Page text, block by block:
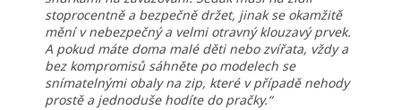
stoprocentně a bezpečně držet, jinak se okamžitě
mění v nebezpečný a velmi otravný klouzavý prvek.
A pokud máte doma malé děti nebo zvířata, vždy a
bez kompromisů sáhněte po modelech se
snímatelnými obaly na zip, které v případě nehody
prostě a jednoduše hodíte do pračky.“